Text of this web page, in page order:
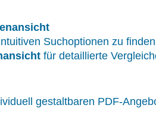
Suchoptionen zu
für detaillierte
gestaltbaren PDF-